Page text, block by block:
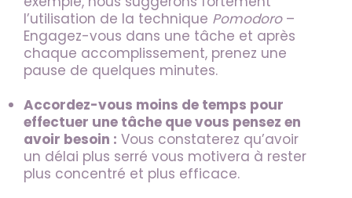
l’utilisation de la technique Pomodoro–
Engagez-vous dans une tâche et après
chaque accomplissement, prenez une
pause de quelques minutes.
Accordez-vous moins de temps pour
effectuer une tâche que vous pensez en
avoir besoin : Vous constaterez qu’avoir
un délai plus serré vous motivera à rester
plus concentré et plus efficace.